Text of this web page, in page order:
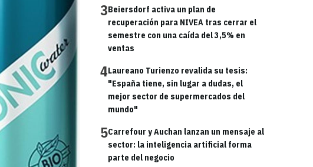
3Beiersdorf activa un plan de
recuperación para NIVEA tras cerrar el
semestre con una caída del 3,5% en
ventas
4Laureano Turienzo revalida su tesis:
"España tiene, sin lugar a dudas, el
mejor sector de supermercados del
mundo"
5Carrefour y Auchan lanzan un mensaje al
sector: la inteligencia artificial forma
parte del negocio